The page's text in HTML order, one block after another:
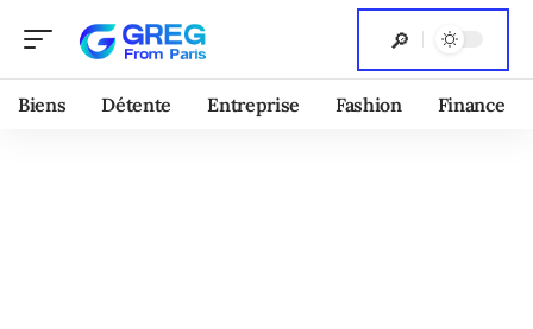
Biens Détente Entreprise Fashion Finance